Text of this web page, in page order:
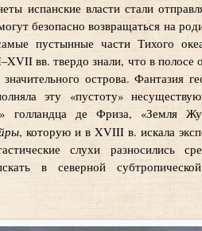
испанские власти стали
безопасно возвращаться на
пустынные части Тихого
вв. твердо знали, что в полосе
острова. Фантазия
эту «пустоту»
голландца де Фриза, «Земля
, которую и в XVIII в. искала
слухи разносились
в северной